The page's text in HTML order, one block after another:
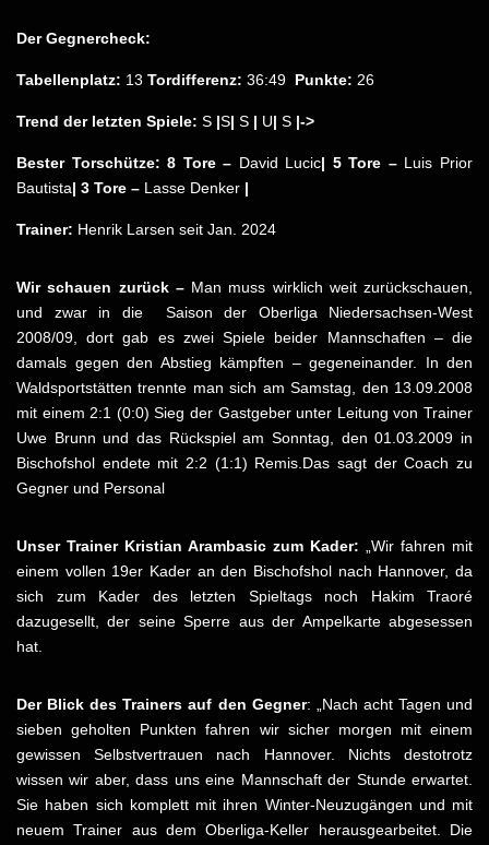
Der Gegnercheck:
Tabellenplatz: 13 Tordifferenz: 36:49 Punkte: 26
Trend der letzten Spiele: S |S| S | U| S |->
Bester Torschütze: 8 Tore – David Lucic| 5 Tore – Luis Prior
Bautista| 3 Tore – Lasse Denker |
Trainer: Henrik Larsen seit Jan. 2024
Wir schauen zurück – Man muss wirklich weit zurückschauen,
und zwar in die Saison der Oberliga Niedersachsen-West
2008/09, dort gab es zwei Spiele beider Mannschaften – die
damals gegen den Abstieg kämpften – gegeneinander. In den
Waldsportstätten trennte man sich am Samstag, den 13.09.2008
mit einem 2:1 (0:0) Sieg der Gastgeber unter Leitung von Trainer
Uwe Brunn und das Rückspiel am Sonntag, den 01.03.2009 in
Bischofshol endete mit 2:2 (1:1) Remis.Das sagt der Coach zu
Gegner und Personal
Unser Trainer Kristian Arambasic zum Kader: „Wir fahren mit
einem vollen 19er Kader an den Bischofshol nach Hannover, da
sich zum Kader des letzten Spieltags noch Hakim Traoré
dazugesellt, der seine Sperre aus der Ampelkarte abgesessen
hat.
Der Blick des Trainers auf den Gegner: „Nach acht Tagen und
sieben geholten Punkten fahren wir sicher morgen mit einem
gewissen Selbstvertrauen nach Hannover. Nichts destotrotz
wissen wir aber, dass uns eine Mannschaft der Stunde erwartet.
Sie haben sich komplett mit ihren Winter-Neuzugängen und mit
neuem Trainer aus dem Oberliga-Keller herausgearbeitet. Die